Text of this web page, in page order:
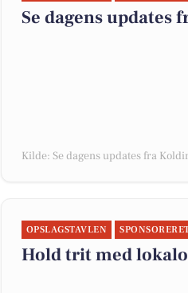
Se dagens updates
Kilde: Se dagens updates fra
OPSLAGSTAVLEN
Hold trit med